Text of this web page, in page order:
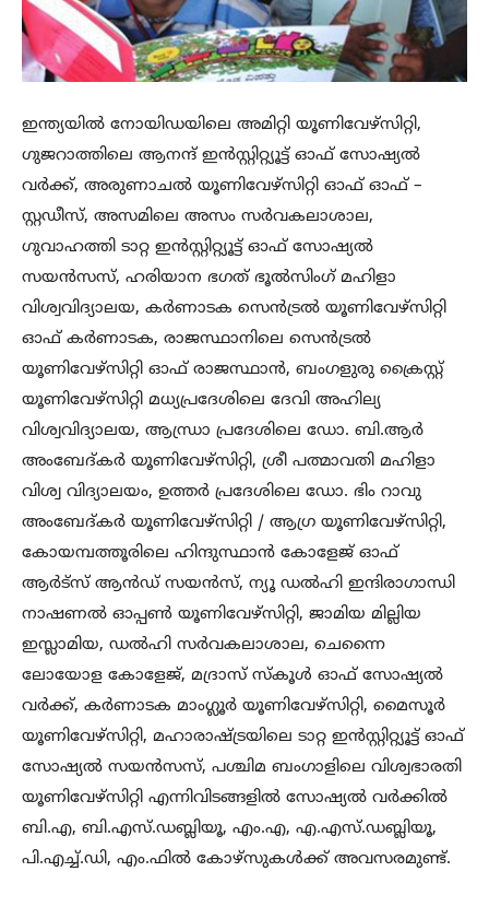
ഇന്ത്യയിൽ നോയിഡയിലെ അമിറ്റി യൂണിവേഴ്സിറ്റി,
ഗുജറാത്തിലെ ആനന്ദ് ഇൻസ്റ്റിറ്റ്യൂട്ട് ഓഫ് സോഷ്യൽ
വർക്ക്, അരുണാചൽ യൂണിവേഴ്സിറ്റി ഓഫ് ഓഫ് –
സ്റ്റഡീസ്, അസമിലെ അസം സർവകലാശാല,
ഗുവാഹത്തി ടാറ്റ ഇൻസ്റ്റിറ്റ്യൂട്ട് ഓഫ് സോഷ്യൽ
സയൻസസ്, ഹരിയാന ഭഗത് ഭൂൽസിംഗ് മഹിളാ
വിശ്വവിദ്യാലയ, കർണാടക സെൻട്രൽ യൂണിവേഴ്സിറ്റി
ഓഫ് കർണാടക, രാജസ്ഥാനിലെ സെൻട്രൽ
യൂണിവേഴ്സിറ്റി ഓഫ് രാജസ്ഥാൻ, ബംഗളുരു ക്രൈസ്റ്റ്
യൂണിവേഴ്സിറ്റി മധ്യപ്രദേശിലെ ദേവി അഹില്യ
വിശ്വവിദ്യാലയ, ആന്ധ്രാ പ്രദേശിലെ ഡോ. ബി.ആർ
അംബേദ്കർ യൂണിവേഴ്സിറ്റി, ശ്രീ പത്മാവതി മഹിളാ
വിശ്വ വിദ്യാലയം, ഉത്തർ പ്രദേശിലെ ഡോ. ഭിം റാവു
അംബേദ്കർ യൂണിവേഴ്സിറ്റി / ആഗ്ര യൂണിവേഴ്സിറ്റി,
കോയമ്പത്തൂരിലെ ഹിന്ദുസ്ഥാൻ കോളേജ് ഓഫ്
ആർട്സ് ആൻഡ് സയൻസ്, ന്യൂ ഡൽഹി ഇന്ദിരാഗാന്ധി
നാഷണൽ ഓപ്പൺ യൂണിവേഴ്സിറ്റി, ജാമിയ മില്ലിയ
ഇസ്ലാമിയ, ഡൽഹി സർവകലാശാല, ചെന്നൈ
ലോയോള കോളേജ്, മദ്രാസ് സ്കൂൾ ഓഫ് സോഷ്യൽ
വർക്ക്, കർണാടക മാംഗ്ലൂർ യൂണിവേഴ്സിറ്റി, മൈസൂർ
യൂണിവേഴ്സിറ്റി, മഹാരാഷ്ട്രയിലെ ടാറ്റ ഇൻസ്റ്റിറ്റ്യൂട്ട് ഓഫ്
സോഷ്യൽ സയൻസസ്, പശ്ചിമ ബംഗാളിലെ വിശ്വഭാരതി
യൂണിവേഴ്സിറ്റി എന്നിവിടങ്ങളിൽ സോഷ്യൽ വർക്കിൽ
ബി.എ, ബി.എസ്.ഡബ്ലിയൂ, എം.എ, എ.എസ്.ഡബ്ലിയൂ,
പി.എച്ച്.ഡി, എം.ഫിൽ കോഴ്സുകൾക്ക് അവസരമുണ്ട്.